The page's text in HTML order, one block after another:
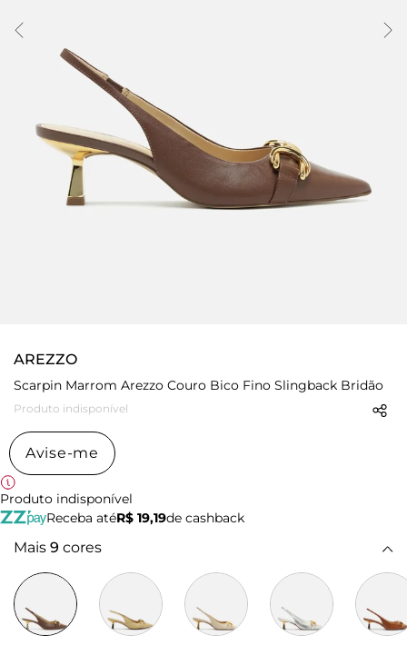
AREZZO
Scarpin Marrom Arezzo Couro Bico Fino Slingback Bridão
Produto indisponível
Avise-me
Produto indisponível
Receba atéR$ 19,19de cashback
Mais 9 cores